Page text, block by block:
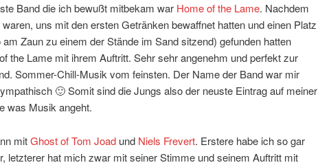
Band die ich bewußt mitbekam war Home of the Lame. Nachdem
uns mit den ersten Getränken bewaffnet hatten und einen Platz
Zaun zu einem der Stände im Sand sitzend) gefunden hatten
the Lame mit ihrem Auftritt. Sehr sehr angenehm und perfekt zur
Sommer-Chill-Musik vom feinsten. Der Name der Band war mir
🙂 Somit sind die Jungs also der neuste Eintrag auf meiner
was Musik angeht.
mitGhost of Tom Joad und Niels Frevert. Erstere habe ich so gar
letzterer hat mich zwar mit seiner Stimme und seinem Auftritt mit